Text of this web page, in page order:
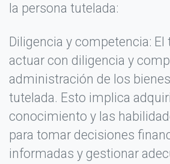
la persona tutelada:
Diligencia y competencia: El
actuar con diligencia y
administración de los
tutelada. Esto implica
conocimiento y las
para tomar decisiones
informadas y gestionar